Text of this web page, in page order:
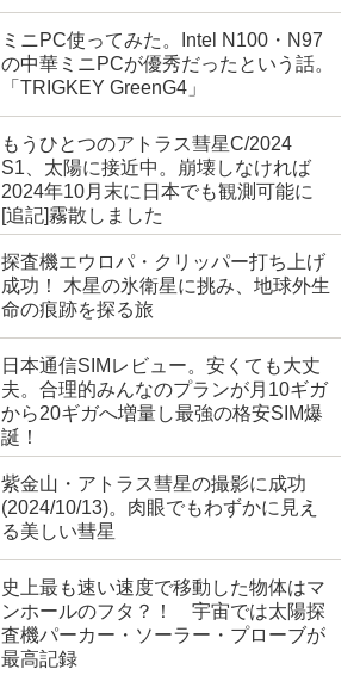
ミニPC使ってみた。Intel N100・N97
の中華ミニPCが優秀だったという話。
「TRIGKEY GreenG4」
もうひとつのアトラス彗星C/2024
S1、太陽に接近中。崩壊しなければ
2024年10月末に日本でも観測可能に
[追記]霧散しました
探査機エウロパ・クリッパー打ち上げ
成功！ 木星の氷衛星に挑み、地球外生
命の痕跡を探る旅
日本通信SIMレビュー。安くても大丈
夫。合理的みんなのプランが月10ギガ
から20ギガへ増量し最強の格安SIM爆
誕！
紫金山・アトラス彗星の撮影に成功
(2024/10/13)。肉眼でもわずかに見え
る美しい彗星
史上最も速い速度で移動した物体はマ
ンホールのフタ？！ 宇宙では太陽探
査機パーカー・ソーラー・プローブが
最高記録